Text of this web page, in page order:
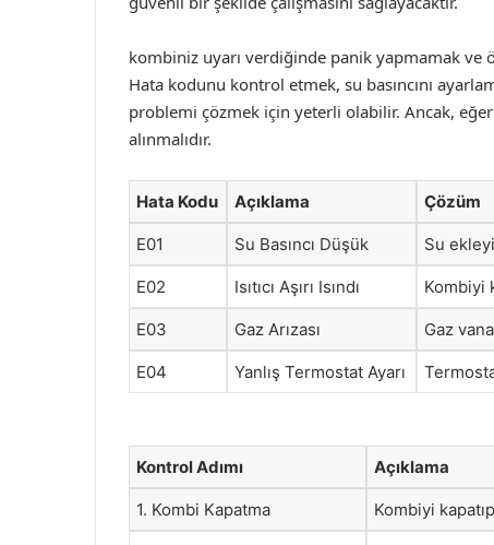
kombiniz uyarı verdiğinde panik yapmamak
Hata kodunu kontrol etmek, su basıncını
problemi çözmek için yeterli olabilir. Ancak,
alınmalıdır.
Hata Kodu Açıklama Çözüm
E01 Su Basıncı Düşük Su
E02 Isıtıcı Aşırı Isındı Kombiyi
E03 Gaz Arızası Gaz
E04 Yanlış Termostat Ayarı
Kontrol Adımı Açıklama
1. Kombi Kapatma Kombiyi